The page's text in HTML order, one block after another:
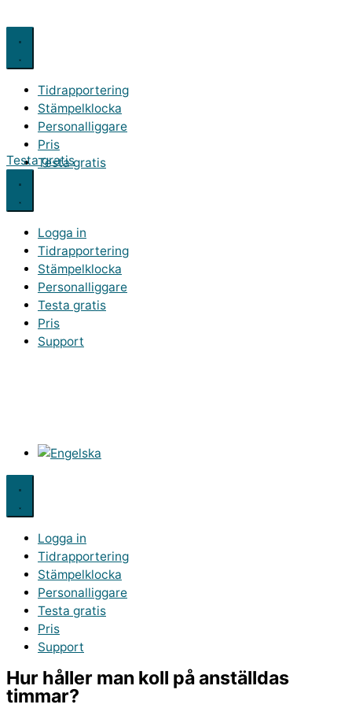
Tidrapportering
Stämpelklocka
Personalliggare
Pris
Testa gratis
Testa gratis
Logga in
Tidrapportering
Stämpelklocka
Personalliggare
Testa gratis
Pris
Support
Logga in
Tidrapportering
Stämpelklocka
Personalliggare
Testa gratis
Pris
Support
Hur håller man koll på anställdas
timmar?